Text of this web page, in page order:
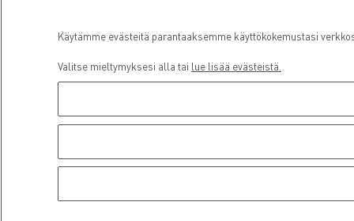
Käytämme evästeitä parantaaksemme käyttökokemustasi
Valitse mieltymyksesi alla tai lue lisää evästeistä.